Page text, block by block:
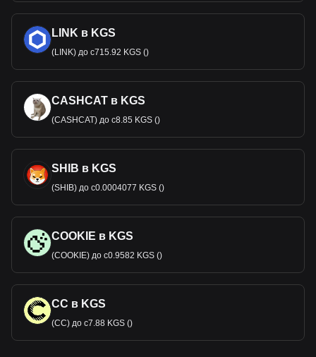
LINK в KGS
(LINK) до с715.92 KGS ()
CASHCAT в KGS
(CASHCAT) до с8.85 KGS ()
SHIB в KGS
(SHIB) до с0.0004077 KGS ()
COOKIE в KGS
(COOKIE) до с0.9582 KGS ()
CC в KGS
(CC) до с7.88 KGS ()